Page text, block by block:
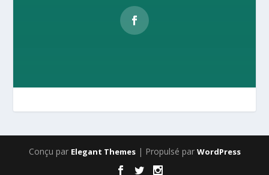
Conçu par Elegant Themes| Propulsé par WordPress